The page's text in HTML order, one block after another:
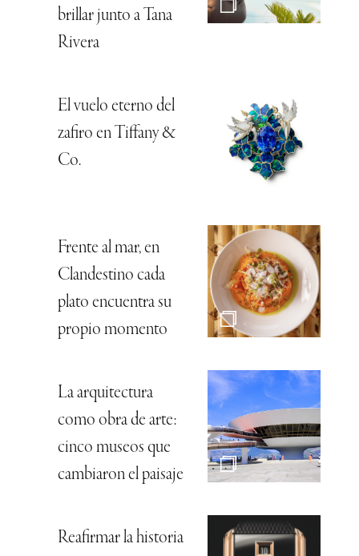
brillar junto a Tana
Rivera
El vuelo eterno del
zafiro en Tiffany &
Co.
Frente al mar, en
Clandestino cada
plato encuentra su
propio momento
La arquitectura
como obra de arte:
cinco museos que
cambiaron el paisaje
Reafirmar la historia